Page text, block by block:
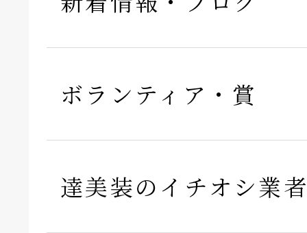
ボランティア・賞
達美装のイチオシ業